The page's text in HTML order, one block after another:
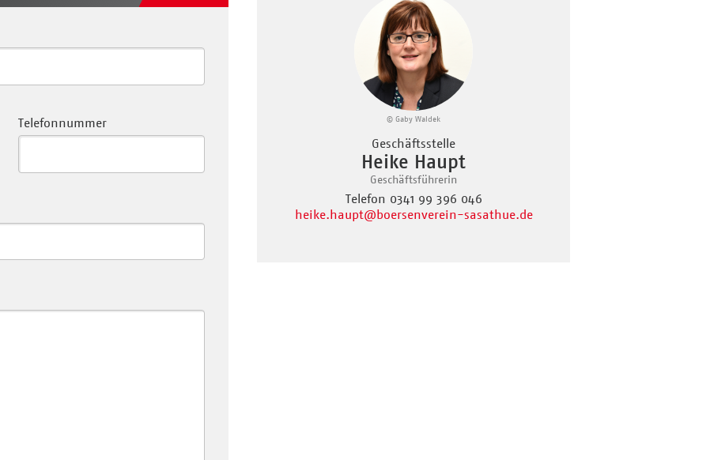
Telefonnummer © Gaby Waldek
Geschäftsstelle
Heike Haupt
Geschäftsführerin
Telefon 0341 99 396 046
heike.haupt@boersenverein-sasathue.de